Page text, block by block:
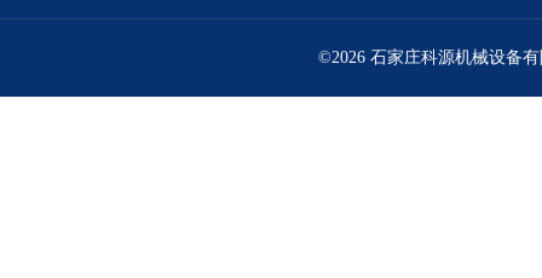
©2026 石家庄科源机械设备